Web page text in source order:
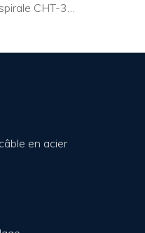
Enrouleur de câble en spirale CHT-30A
en acier